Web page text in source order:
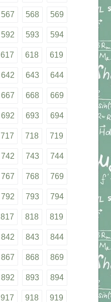
567 568 569
592 593 594
617 618 619
642 643 644
667 668 669
692 693 694
717 718 719
742 743 744
767 768 769
792 793 794
817 818 819
842 843 844
867 868 869
892 893 894
917 918 919